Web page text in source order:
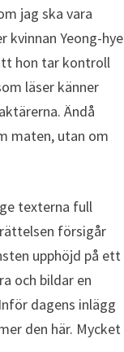
jag ska vara
Yeong-hye
hon tar kontroll
läser känner
Ändå
maten, utan om
texterna full
försigår
upphöjd på ett
och bildar en
dagens inlägg
den här. Mycket